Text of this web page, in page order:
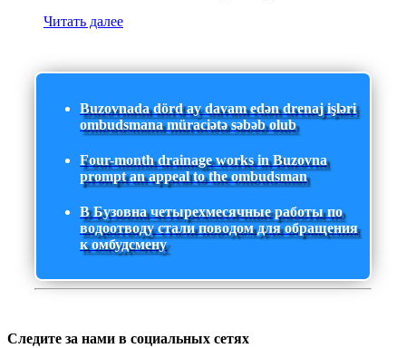
Читать далее
Buzovnada dörd ay davam edən drenaj işləri
ombudsmana müraciətə səbəb olub
Four-month drainage works in Buzovna
prompt an appeal to the ombudsman
В Бузовна четырехмесячные работы по
водоотводу стали поводом для обращения
к омбудсмену
Следите за нами в социальных сетях